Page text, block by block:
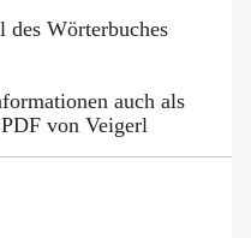
des Wörterbuches
auch als
PDF von Veigerl